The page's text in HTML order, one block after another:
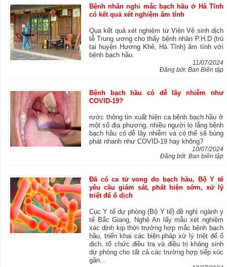
Bệnh nhân nghi mắc bạch hầu ở Hà Tĩnh
có kết quả xét nghiệm âm tính
Qua kết quả xét nghiệm từ Viện Vệ sinh dịch
tễ Trung ương cho thấy bệnh nhân P.H.D (trú
tại huyện Hương Khê, Hà Tĩnh) âm tính với
bệnh bạch hầu.
11/07/2024
Đăng bởi: Ban Biên tập
Bệnh bạch hầu có dễ lây nhiễm như
COVID-19?
rước thông tin xuất hiện ca bệnh bạch hầu ở
một số địa phương, nhiều người lo lắng bệnh
bạch hầu có dễ lây nhiễm và có thể sẽ bùng
phát nhanh như COVID-19 hay không?
10/07/2024
Đăng bởi: Ban biên tập
Đã có ca tử vong do bạch hầu, Bộ Y tế
yêu cầu giám sát, phát hiện sớm, xử lý
triệt để ổ dịch
Cục Y tế dự phòng (Bộ Y tế) đề nghị ngành y
tế Bắc Giang, Nghệ An lấy mẫu xét nghiệm
xác định kịp thời trường hợp mắc bệnh bạch
hầu, triển khai các biện pháp xử lý triệt để ổ
dịch, tổ chức điều tra và điều trị kháng sinh
dự phòng cho tất cả các trường hợp tiếp xúc
gần...